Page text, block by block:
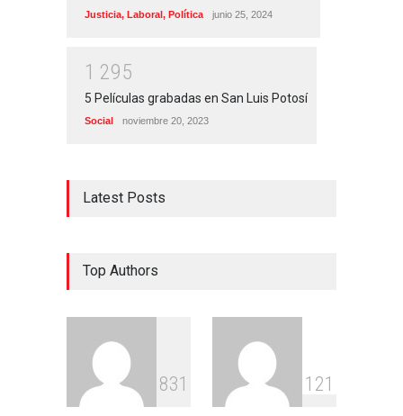
Justicia, Laboral, Política junio 25, 2024
1 295
5 Películas grabadas en San Luis Potosí
Social noviembre 20, 2023
Latest Posts
Top Authors
831 1 21